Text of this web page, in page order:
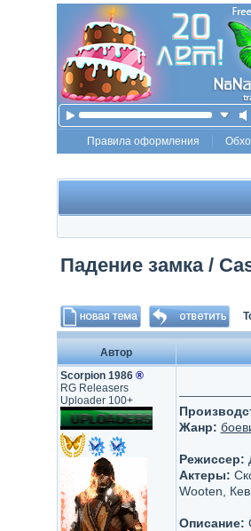
Правила оформления
Падение замка /
Автор
Scorpion 1986 ®
RG Releasers
Uploader 100+
Жанр:
Режиссер:
Актеры:
Wooten,
Описание: